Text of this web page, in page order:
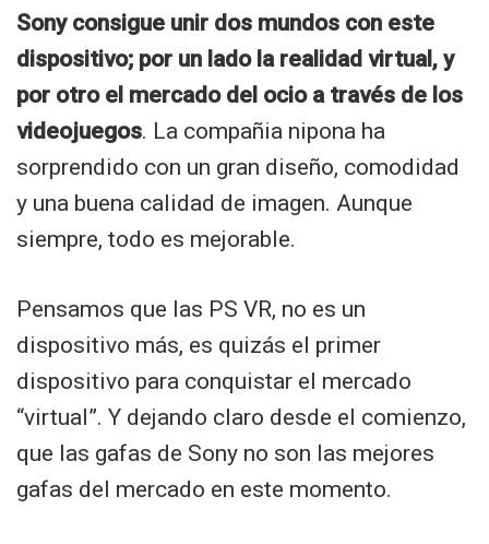
Sony consigue unir dos mundos con este
dispositivo; por un lado la realidad virtual, y
por otro el mercado del ocio a través de los
videojuegos. La compañia nipona ha
sorprendido con un gran diseño, comodidad
y una buena calidad de imagen. Aunque
siempre, todo es mejorable.
Pensamos que las PS VR, no es un
dispositivo más, es quizás el primer
dispositivo para conquistar el mercado
“virtual”. Y dejando claro desde el comienzo,
que las gafas de Sony no son las mejores
gafas del mercado en este momento.